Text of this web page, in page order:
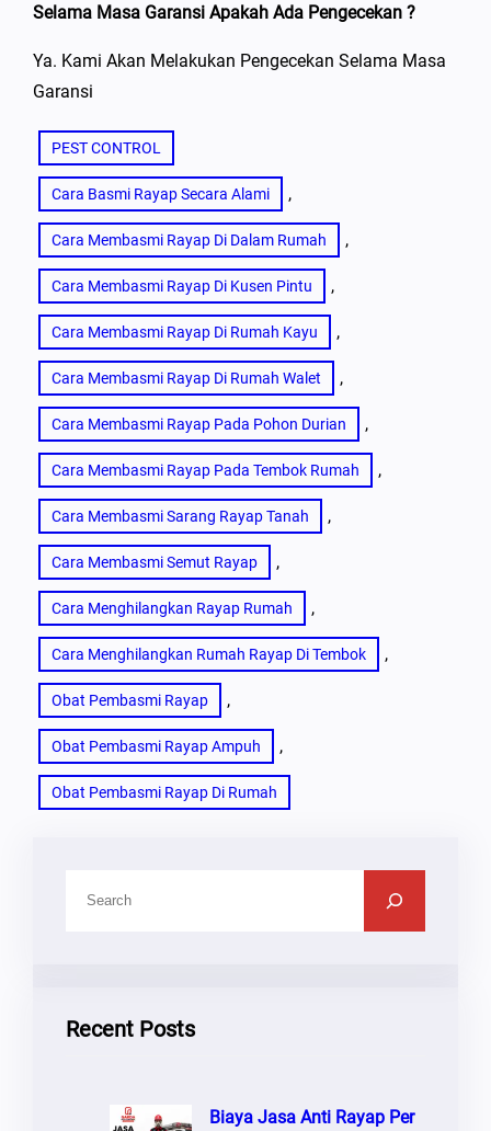
Selama Masa Garansi Apakah Ada Pengecekan ?
Ya. Kami Akan Melakukan Pengecekan Selama Masa
Garansi
PEST CONTROL
Cara Basmi Rayap Secara Alami ,
Cara Membasmi Rayap Di Dalam Rumah ,
Cara Membasmi Rayap Di Kusen Pintu ,
Cara Membasmi Rayap Di Rumah Kayu ,
Cara Membasmi Rayap Di Rumah Walet ,
Cara Membasmi Rayap Pada Pohon Durian ,
Cara Membasmi Rayap Pada Tembok Rumah ,
Cara Membasmi Sarang Rayap Tanah ,
Cara Membasmi Semut Rayap ,
Cara Menghilangkan Rayap Rumah ,
Cara Menghilangkan Rumah Rayap Di Tembok ,
Obat Pembasmi Rayap ,
Obat Pembasmi Rayap Ampuh ,
Obat Pembasmi Rayap Di Rumah
Recent Posts
Biaya Jasa Anti Rayap Per